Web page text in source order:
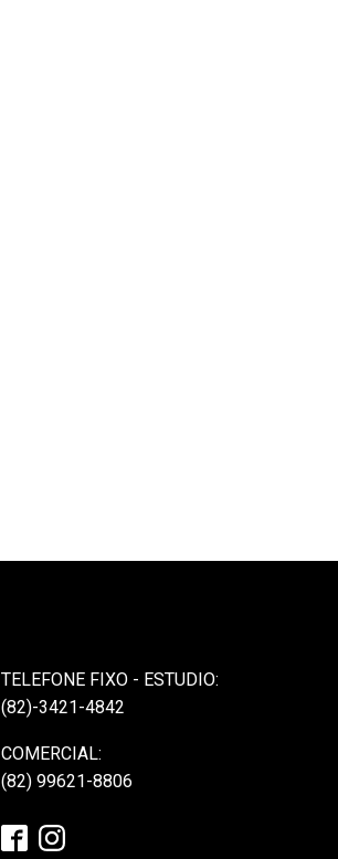
TELEFONE FIXO - ESTUDIO:
(82)-3421-4842
COMERCIAL:
(82) 99621-8806